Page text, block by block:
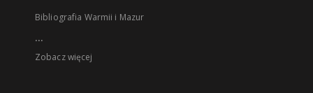
Bibliografia Warmii i Mazur
...
Zobacz więcej